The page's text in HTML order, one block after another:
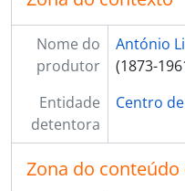
[Subsérie]
[Subsérie] 221 -
[Subsérie]
[Subsérie]
[Subsérie]
[Subsérie]
Nome do
produtor
António
(1873-
Entidade
detentora
Centro
Zona do